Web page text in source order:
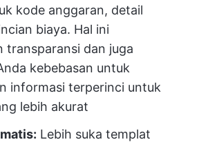
kode anggaran, detail
biaya. Hal ini
transparansi dan juga
kebebasan untuk
informasi terperinci untuk
lebih akurat
Lebih suka templat